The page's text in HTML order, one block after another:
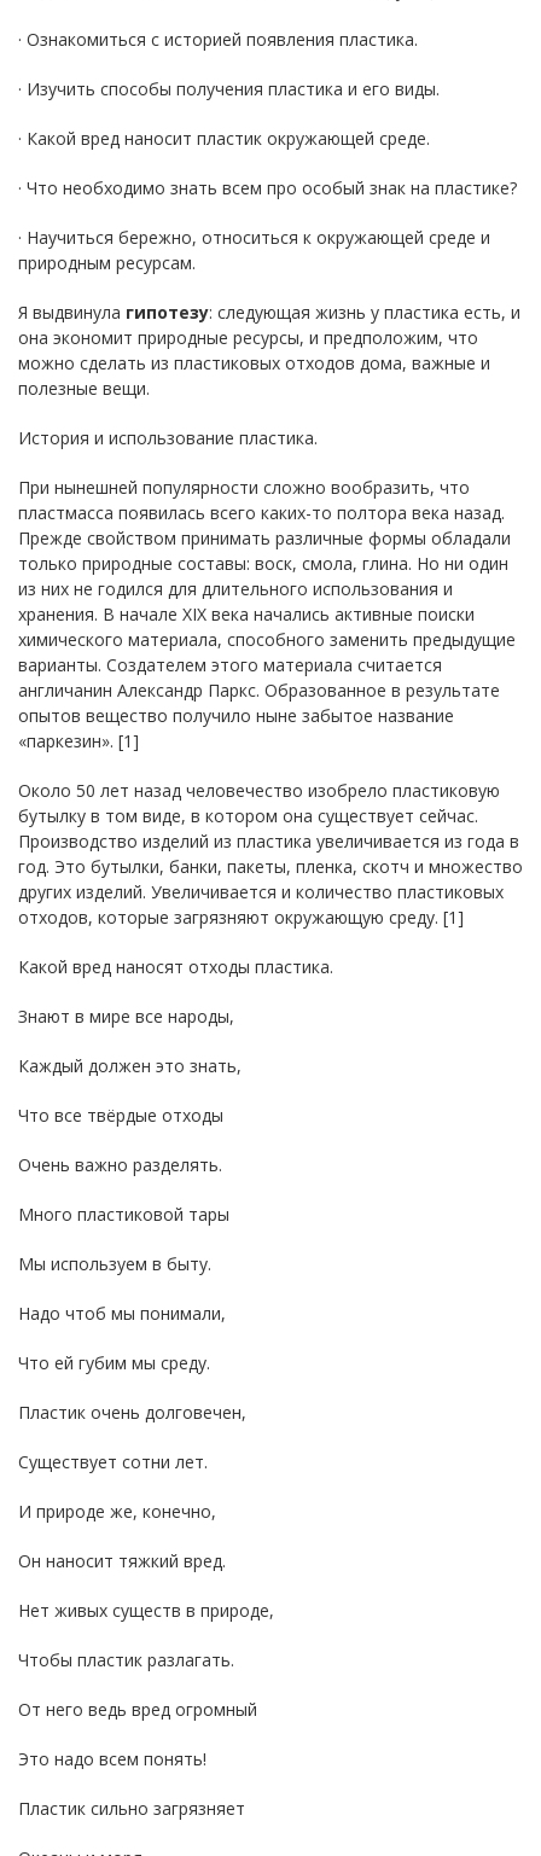
· Ознакомиться с историей появления пластика.
· Изучить способы получения пластика и его виды.
· Какой вред наносит пластик окружающей среде.
· Что необходимо знать всем про особый знак на пластике?
· Научиться бережно, относиться к окружающей среде и
природным ресурсам.
Я выдвинула гипотезу: следующая жизнь у пластика есть, и
она экономит природные ресурсы, и предположим, что
можно сделать из пластиковых отходов дома, важные и
полезные вещи.
История и использование пластика.
При нынешней популярности сложно вообразить, что
пластмасса появилась всего каких-то полтора века назад.
Прежде свойством принимать различные формы обладали
только природные составы: воск, смола, глина. Но ни один
из них не годился для длительного использования и
хранения. В начале XIX века начались активные поиски
химического материала, способного заменить предыдущие
варианты. Создателем этого материала считается
англичанин Александр Паркс. Образованное в результате
опытов вещество получило ныне забытое название
«паркезин». [1]
Около 50 лет назад человечество изобрело пластиковую
бутылку в том виде, в котором она существует сейчас.
Производство изделий из пластика увеличивается из года в
год. Это бутылки, банки, пакеты, пленка, скотч и множество
других изделий. Увеличивается и количество пластиковых
отходов, которые загрязняют окружающую среду. [1]
Какой вред наносят отходы пластика.
Знают в мире все народы,
Каждый должен это знать,
Что все твёрдые отходы
Очень важно разделять.
Много пластиковой тары
Мы используем в быту.
Надо чтоб мы понимали,
Что ей губим мы среду.
Пластик очень долговечен,
Существует сотни лет.
И природе же, конечно,
Он наносит тяжкий вред.
Нет живых существ в природе,
Чтобы пластик разлагать.
От него ведь вред огромный
Это надо всем понять!
Пластик сильно загрязняет